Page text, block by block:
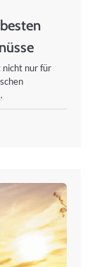
nicht nur für